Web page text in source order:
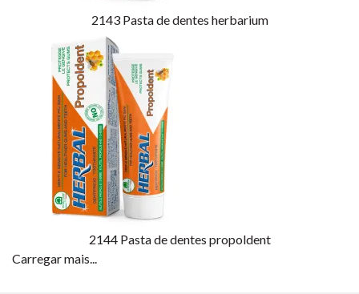
2143 Pasta de dentes herbarium
2144 Pasta de dentes propoldent
Carregar mais...